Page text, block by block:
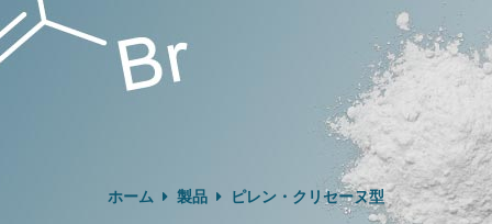
ホーム 製品 ピレン・クリセーヌ型